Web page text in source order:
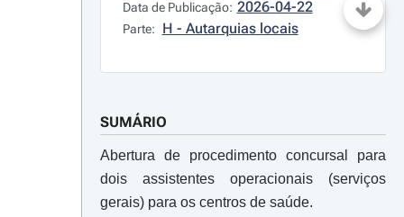
Data de Publicação: 2026-04-22
Parte: H - Autarquias locais
SUMÁRIO
Abertura de procedimento concursal para
dois assistentes operacionais (serviços
gerais) para os centros de saúde.